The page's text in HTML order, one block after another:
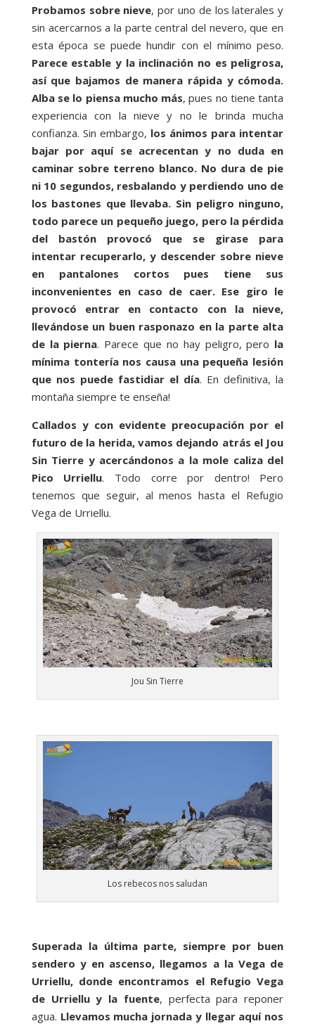
Probamos sobre nieve, por uno de los laterales y
sin acercarnos a la parte central del nevero, que en
esta época se puede hundir con el mínimo peso.
Parece estable y la inclinación no es peligrosa,
así que bajamos de manera rápida y cómoda.
Alba se lo piensa mucho más, pues no tiene tanta
experiencia con la nieve y no le brinda mucha
confianza. Sin embargo, los ánimos para intentar
bajar por aquí se acrecentan y no duda en
caminar sobre terreno blanco. No dura de pie
ni 10 segundos, resbalando y perdiendo uno de
los bastones que llevaba. Sin peligro ninguno,
todo parece un pequeño juego, pero la pérdida
del bastón provocó que se girase para
intentar recuperarlo, y descender sobre nieve
en pantalones cortos pues tiene sus
inconvenientes en caso de caer. Ese giro le
provocó entrar en contacto con la nieve,
llevándose un buen rasponazo en la parte alta
de la pierna. Parece que no hay peligro, pero la
mínima tontería nos causa una pequeña lesión
que nos puede fastidiar el día. En definitiva, la
montaña siempre te enseña!
Callados y con evidente preocupación por el
futuro de la herida, vamos dejando atrás el Jou
Sin Tierre y acercándonos a la mole caliza del
Pico Urriellu. Todo corre por dentro! Pero
tenemos que seguir, al menos hasta el Refugio
Vega de Urriellu.
Jou Sin Tierre
Los rebecos nos saludan
Superada la última parte, siempre por buen
sendero y en ascenso, llegamos a la Vega de
Urriellu, donde encontramos el Refugio Vega
de Urriellu y la fuente, perfecta para reponer
agua. Llevamos mucha jornada y llegar aquí nos